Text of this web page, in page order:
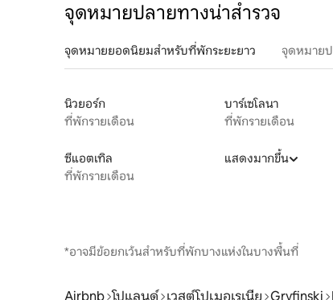
จุดหมายปลายทางน่าสำรวจ
จุดหมายยอดนิยมสำหรับที่พักระยะยาว จุดหมายป
นิวยอร์ก
ที่พักรายเดือน
บาร์เซโลนา
ที่พักรายเดือน
ซีแอตเทิล
ที่พักรายเดือน
แสดงมากขึ้น
*อาจมีข้อยกเว้นสำหรับที่พักบางแห่งในบางพื้นที่
Airbnb